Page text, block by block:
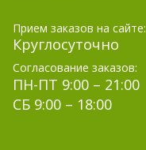
Прием заказов на сайте:
Круглосуточно
Согласование заказов:
ПН-ПТ 9:00 – 21:00
СБ 9:00 – 18:00